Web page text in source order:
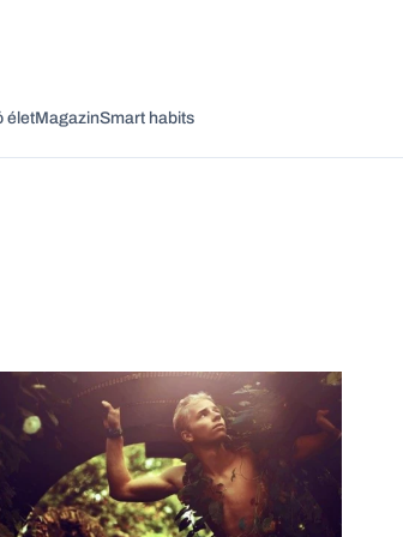
fel a következő témákat
Pénz Zöld Legyél jobb!
életMagazinSmart habits